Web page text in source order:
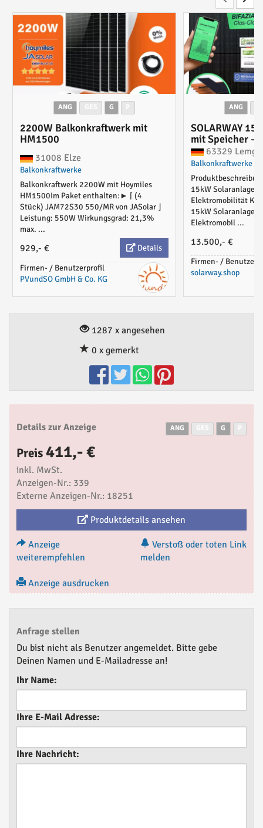
ANG G
2200W Balkonkraftwerk mit
HM1500
31008 Elze
Balkonkraftwerke
Balkonkraftwerk 2200W mit Hoymiles
HM1500Im Paket enthalten:► ⌈ (4
Stück) JAM72S30 550/MR von JASolar ⌋
Leistung: 550W Wirkungsgrad: 21,3%
max. ...
929,- €
Details
Firmen- / Benutzerprofil
PVundSO GmbH & Co. KG
ANG
SOLARWAY
mit Speicher –
Komplettset
Panels), Deye
SG04LP3 (12
e 11 kW
Deye 15 kWh
BAFA KfW 442
63329 Lemgo
Balkonkraftwerke
15kW Solaranlage
Elektromobilität
15kW Solaranlage
Elektromobil ...
13.500,- €
Firmen- /
solarway.shop
1287 x angesehen
0 x gemerkt
Details zur Anzeige ANG G
Preis411,- €
inkl. MwSt.
Anzeigen-Nr.: 339
Externe Anzeigen-Nr.: 18251
Produktdetails ansehen
Anzeige
weiterempfehlen
Verstoß oder toten Link
melden
Anzeige ausdrucken
Anfrage stellen
Du bist nicht als Benutzer angemeldet. Bitte gebe
Deinen Namen und E-Mailadresse an!
Ihr Name:
Ihre E-Mail Adresse:
Ihre Nachricht: